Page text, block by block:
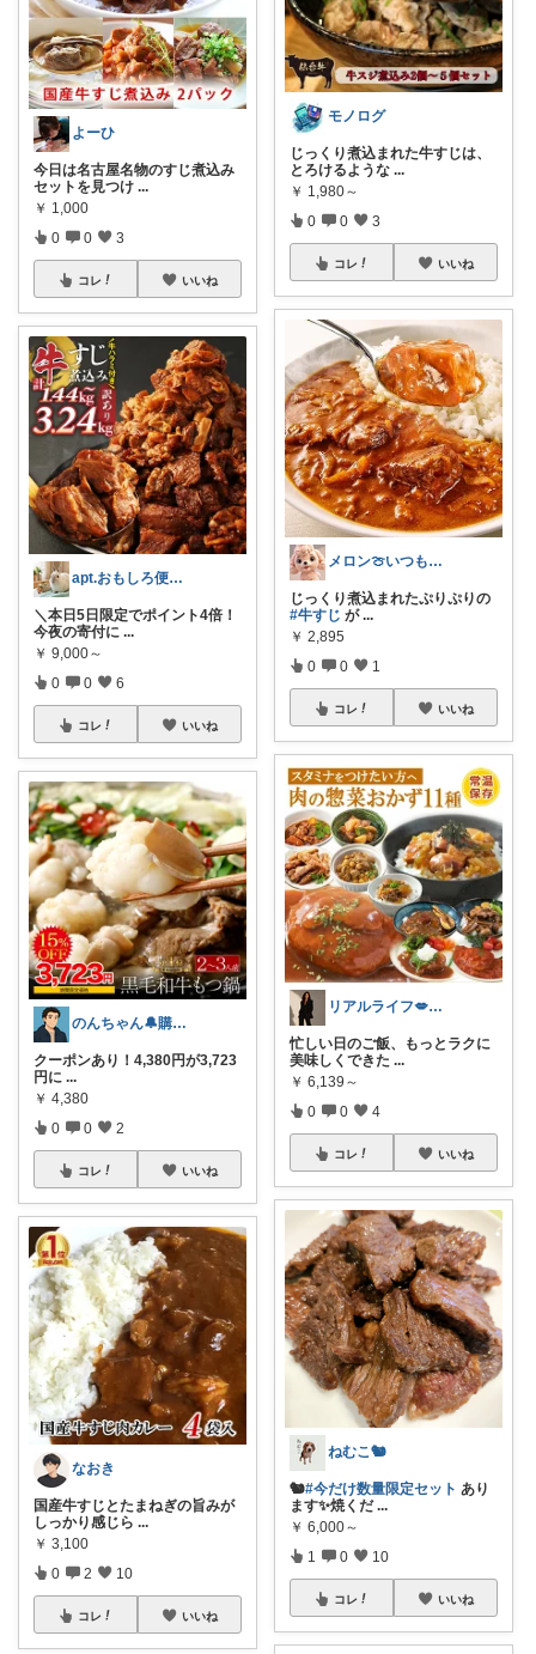
よーひ
今日は名古屋名物のすじ煮込み
セットを見つけ ...
￥ 1,000
0 0 3
コレ いいね
apt.おもしろ便利グッズ推し主婦
＼本日5日限定でポイント4倍！
今夜の寄付に ...
￥ 9,000～
0 0 6
コレ いいね
のんちゃん🔔購入感謝です✨
クーポンあり！4,380円が3,723
円に ...
￥ 4,380
0 0 2
コレ いいね
なおき
国産牛すじとたまねぎの旨みが
しっかり感じら ...
￥ 3,100
0 2 10
コレ いいね
モノログ
じっくり煮込まれた牛すじは、
とろけるような ...
￥ 1,980～
0 0 3
コレ いいね
メロン🍈いつも感謝様✨️
じっくり煮込まれたぷりぷりの
#牛すじ が ...
￥ 2,895
0 0 1
コレ いいね
リアルライフ💋✨✨✨
忙しい日のご飯、もっとラクに
美味しくできた ...
￥ 6,139～
0 0 4
コレ いいね
ねむこ🐿
🐿#今だけ数量限定セット あり
ます✨焼くだ ...
￥ 6,000～
1 0 10
コレ いいね